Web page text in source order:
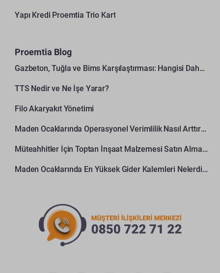
Yapı Kredi Proemtia Trio Kart
Proemtia Blog
Gazbeton, Tuğla ve Bims Karşılaştırması: Hangisi Daha Avantajlı?
TTS Nedir ve Ne İşe Yarar?
Filo Akaryakıt Yönetimi
Maden Ocaklarında Operasyonel Verimlilik Nasıl Arttırılır?
Müteahhitler İçin Toptan İnşaat Malzemesi Satın Alma Rehberi
Maden Ocaklarında En Yüksek Gider Kalemleri Nelerdir?